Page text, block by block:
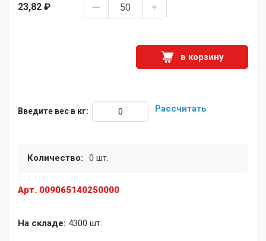
Арт. 009065140250000
На складе: 4300 шт.
23,82 ₽
в корзину
Введите вес в кг: Рассчитать
Количество: 0 шт.